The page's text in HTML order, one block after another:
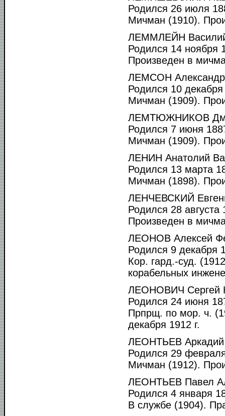
Родился 26 июля
Мичман (1910).
ЛЕММЛЕЙН
Родился 14 ноября
Произведен в
ЛЕМСОН
Родился 10 декабря
Мичман (1909).
ЛЕМТЮЖНИКОВ
Родился 7 июня
Мичман (1909).
ЛЕНИН Анатолий
Родился 13 марта
Мичман (1898).
ЛЕНЧЕВСКИЙ
Родился 28 августа
Произведен в
ЛЕОНОВ Алексей
Родился 9 декабря
Кор. гард.-суд.
корабельных
ЛЕОНОВИЧ Сергей
Родился 24 июня
Прпрщ. по мор. ч.
декабря 1912 г.
ЛЕОНТЬЕВ Аркадий
Родился 29
Мичман (1912).
ЛЕОНТЬЕВ Павел
Родился 4 января
В службе (1904).